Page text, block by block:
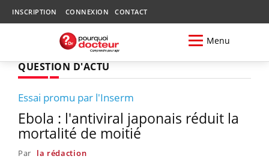
INSCRIPTION CONNEXION CONTACT
Menu
QUESTION D'ACTU
Essai promu par l'Inserm
Ebola : l'antiviral japonais réduit la
mortalité de moitié
Par la rédaction